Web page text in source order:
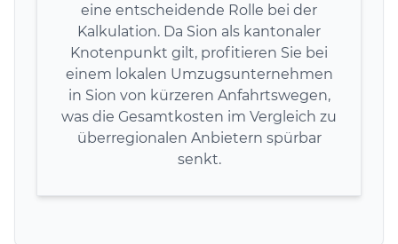
eine entscheidende Rolle bei der
Kalkulation. Da Sion als kantonaler
Knotenpunkt gilt, profitieren Sie bei
einem lokalen Umzugsunternehmen
in Sion von kürzeren Anfahrtswegen,
was die Gesamtkosten im Vergleich zu
überregionalen Anbietern spürbar
senkt.